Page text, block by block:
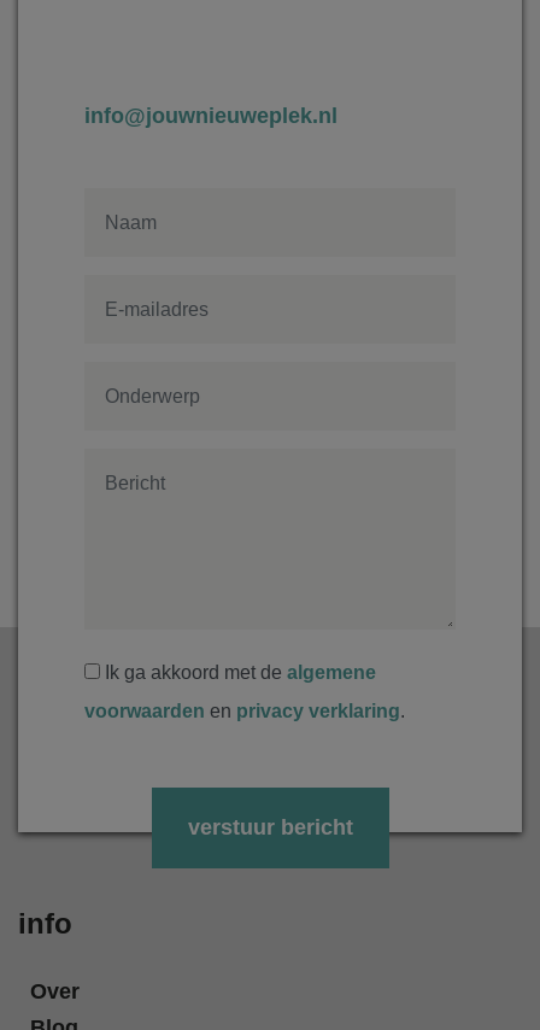
info@jouwnieuweplek.nl
Ik ga akkoord met de algemene
voorwaarden en privacy verklaring.
info
Over